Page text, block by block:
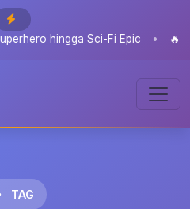
hingga Sci-Fi Epic • 🔥 10
TAG